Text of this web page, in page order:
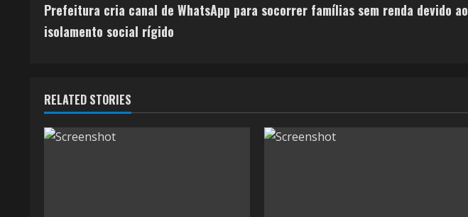
Prefeitura cria canal de WhatsApp para socorrer famílias sem renda devido ao
isolamento social rígido
RELATED STORIES